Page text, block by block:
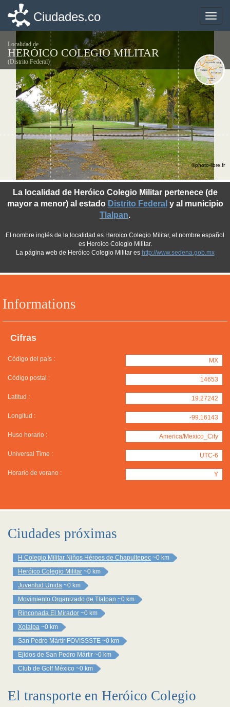
Toggle
Ciudades.co
Localidad de
HERÓICO COLEGIO MILITAR
(Distrito Federal)
Informations
Cifras
Código del país : MX
Código postal : 14653
Latitud : 19.27242
Longitud : -99.16143
Huso horario : America/Mexico_City
Universal Time : UTC-6
Horario de verano : Y
La localidad de Heróico Colegio Militar pertenece (de
mayor a menor) al estado Distrito Federal y al municipio
Tlalpan.
El nombre inglés de la localidad es Heroico Colegio Militar, el nombre español
es Heroico Colegio Militar.
La página web de Heróico Colegio Militar es http://www.sedena.gob.mx
©photo-libre.fr
Ciudades próximas
H Colegio Militar Niños Héroes de Chapultepec ~0 km
Heróico Colegio Militar ~0 km
Juventud Unida ~0 km
Movimiento Organizado de Tlalpan ~0 km
Rinconada El Mirador ~0 km
Xolalpa ~0 km
San Pedro Mártir FOVISSSTE ~0 km
Ejidos de San Pedro Mártir ~0 km
Club de Golf México ~0 km
El transporte en Heróico Colegio
Toggle
Ciudades.co